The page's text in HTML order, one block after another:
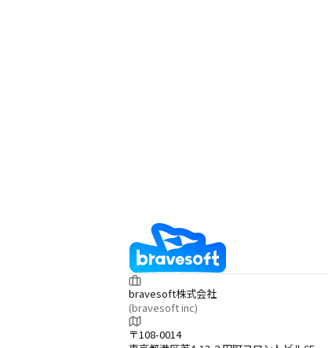
bravesoft株式会社
(bravesoft inc)
〒108-0014